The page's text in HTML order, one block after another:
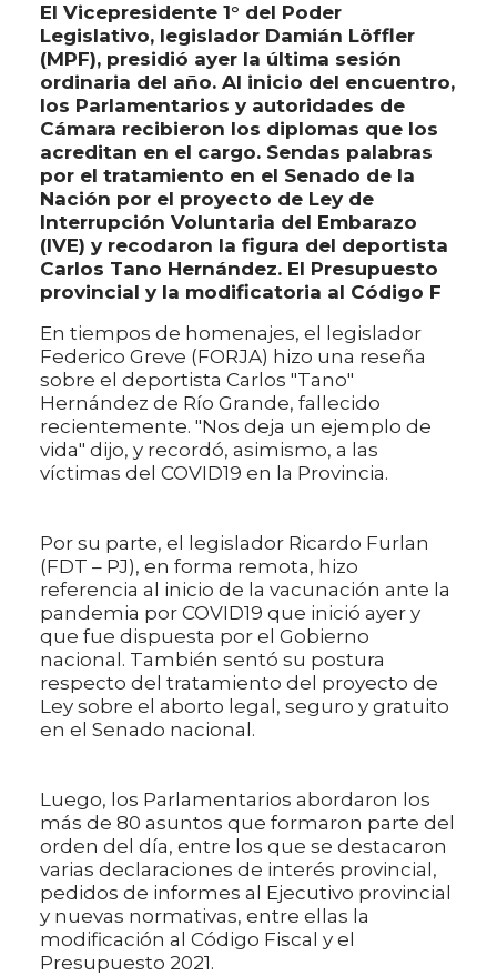
El Vicepresidente 1° del Poder
Legislativo, legislador Damián Löffler
(MPF), presidió ayer la última sesión
ordinaria del año. Al inicio del encuentro,
los Parlamentarios y autoridades de
Cámara recibieron los diplomas que los
acreditan en el cargo. Sendas palabras
por el tratamiento en el Senado de la
Nación por el proyecto de Ley de
Interrupción Voluntaria del Embarazo
(IVE) y recodaron la figura del deportista
Carlos Tano Hernández. El Presupuesto
provincial y la modificatoria al Código F
En tiempos de homenajes, el legislador
Federico Greve (FORJA) hizo una reseña
sobre el deportista Carlos "Tano"
Hernández de Río Grande, fallecido
recientemente. "Nos deja un ejemplo de
vida" dijo, y recordó, asimismo, a las
víctimas del COVID19 en la Provincia.
Por su parte, el legislador Ricardo Furlan
(FDT – PJ), en forma remota, hizo
referencia al inicio de la vacunación ante la
pandemia por COVID19 que inició ayer y
que fue dispuesta por el Gobierno
nacional. También sentó su postura
respecto del tratamiento del proyecto de
Ley sobre el aborto legal, seguro y gratuito
en el Senado nacional.
Luego, los Parlamentarios abordaron los
más de 80 asuntos que formaron parte del
orden del día, entre los que se destacaron
varias declaraciones de interés provincial,
pedidos de informes al Ejecutivo provincial
y nuevas normativas, entre ellas la
modificación al Código Fiscal y el
Presupuesto 2021.